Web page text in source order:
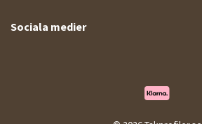
Sociala medier